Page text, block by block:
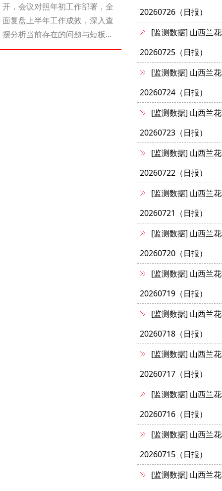
开，会议对照年初工作部署，全
面复盘上半年工作成效，深入查
摆分析当前存在的问题与短板...
20260726（日报）
[监测数据] 山西兰
20260725（日报）
[监测数据] 山西兰
20260724（日报）
[监测数据] 山西兰
20260723（日报）
[监测数据] 山西兰
20260722（日报）
[监测数据] 山西兰
20260721（日报）
[监测数据] 山西兰
20260720（日报）
[监测数据] 山西兰
20260719（日报）
[监测数据] 山西兰
20260718（日报）
[监测数据] 山西兰
20260717（日报）
[监测数据] 山西兰
20260716（日报）
[监测数据] 山西兰
20260715（日报）
[监测数据] 山西兰